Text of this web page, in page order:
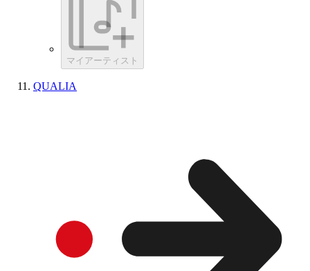
マイアーティスト
QUALIA